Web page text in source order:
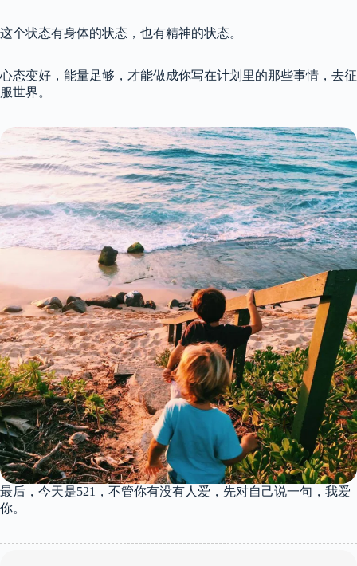
这个状态有身体的状态，也有精神的状态。
心态变好，能量足够，才能做成你写在计划里的那些事情，去征
服世界。
最后，今天是521，不管你有没有人爱，先对自己说一句，我爱
你。